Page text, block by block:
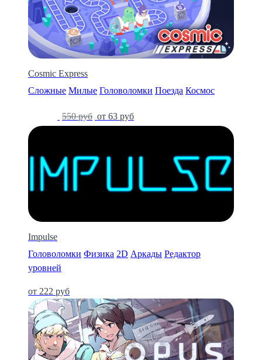
Cosmic Express
Сложные Милые Головоломки Поезда Космос
550 руб от 63 руб
Impulse
Головоломки Физика 2D Аркады Редактор
уровней
от 222 руб